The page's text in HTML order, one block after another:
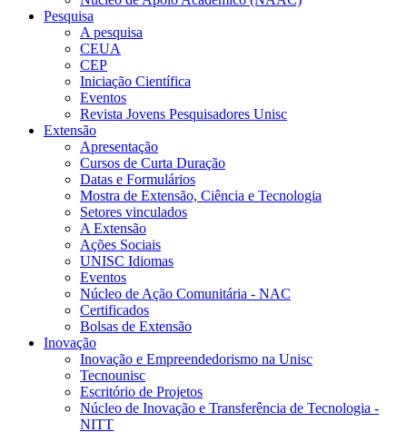
Pesquisa
A pesquisa
CEUA
CEP
Iniciação Científica
Eventos
Revista Jovens Pesquisadores Unisc
Extensão
Apresentação
Cursos de Curta Duração
Datas e Formulários
Mostra de Extensão, Ciência e Tecnologia
Setores vinculados
A Extensão
Ações Sociais
UNISC Idiomas
Eventos
Núcleo de Ação Comunitária - NAC
Certificados
Bolsas de Extensão
Inovação
Inovação e Empreendedorismo na Unisc
Tecnounisc
Escritório de Projetos
Núcleo de Inovação e Transferência de Tecnologia -
NITT